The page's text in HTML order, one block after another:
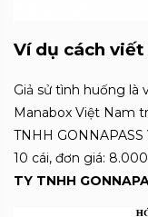
Ví dụ cách
Giả sử tình huống là
Manabox Việt Nam
TNHH
10 cái, đơn giá:
TY TNHH